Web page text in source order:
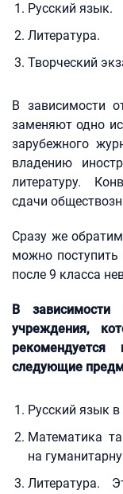
Русский язык.
Литература.
Творческий
В зависимости
заменяют одно
зарубежного
владению
литературу.
сдачи
Сразу же
можно поступить
после 9 класса
В зависимости
учреждения,
следующие
Русский язык
Математика
на
Литература.